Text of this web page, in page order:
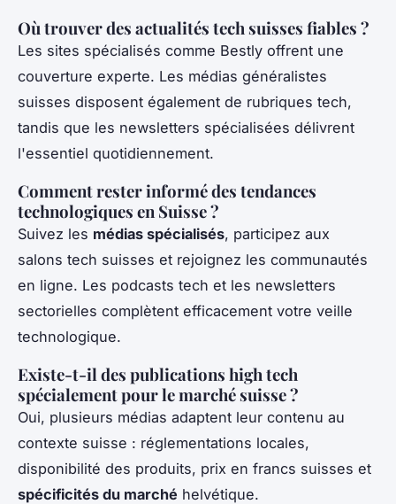
Où trouver des actualités tech suisses fiables ?
Les sites spécialisés comme Bestly offrent une
couverture experte. Les médias généralistes
suisses disposent également de rubriques tech,
tandis que les newsletters spécialisées délivrent
l'essentiel quotidiennement.
Comment rester informé des tendances
technologiques en Suisse ?
Suivez les médias spécialisés, participez aux
salons tech suisses et rejoignez les communautés
en ligne. Les podcasts tech et les newsletters
sectorielles complètent efficacement votre veille
technologique.
Existe-t-il des publications high tech
spécialement pour le marché suisse ?
Oui, plusieurs médias adaptent leur contenu au
contexte suisse : réglementations locales,
disponibilité des produits, prix en francs suisses et
spécificités du marché helvétique.